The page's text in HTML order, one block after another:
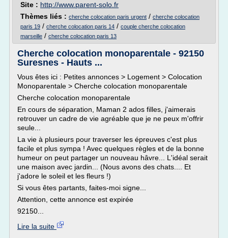
Site : http://www.parent-solo.fr
Thèmes liés : cherche colocation paris urgent / cherche colocation
paris 19 / cherche colocation paris 14 / couple cherche colocation
marseille / cherche colocation paris 13
Cherche colocation monoparentale - 92150
Suresnes - Hauts ...
Vous êtes ici : Petites annonces > Logement > Colocation
Monoparentale > Cherche colocation monoparentale
Cherche colocation monoparentale
En cours de séparation, Maman 2 ados filles, j'aimerais
retrouver un cadre de vie agréable que je ne peux m'offrir
seule...
La vie à plusieurs pour traverser les épreuves c'est plus
facile et plus sympa ! Avec quelques règles et de la bonne
humeur on peut partager un nouveau hâvre... L'idéal serait
une maison avec jardin... (Nous avons des chats.... Et
j'adore le soleil et les fleurs !)
Si vous êtes partants, faites-moi signe...
Attention, cette annonce est expirée
92150...
Lire la suite